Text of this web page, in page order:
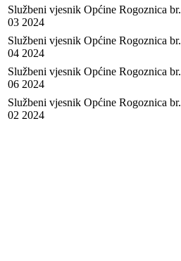
Službeni vjesnik Općine Rogoznica br.
03 2024
Službeni vjesnik Općine Rogoznica br.
04 2024
Službeni vjesnik Općine Rogoznica br.
06 2024
Službeni vjesnik Općine Rogoznica br.
02 2024